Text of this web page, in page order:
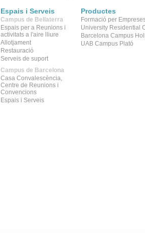
Espais i Serveis
Campus de Bellaterra
Espais per a Reunions i
activitats a l'aire lliure
Allotjament
Restauració
Serveis de suport
Campus de Barcelona
Casa Convalescència,
Centre de Reunions i
Convencions
Espais i Serveis
Productes
Formació per
University Residential
Barcelona Campus
UAB Campus Plató